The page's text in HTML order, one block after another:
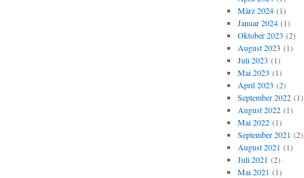
März 2024(1)
Januar 2024(1)
Oktober 2023 (2)
August 2023 (1)
Juli 2023 (1)
Mai 2023 (1)
April 2023 (2)
September 2022(1)
August 2022(1)
Mai 2022(1)
September 2021 (2)
August 2021 (1)
Juli 2021 (2)
Mai 2021 (1)